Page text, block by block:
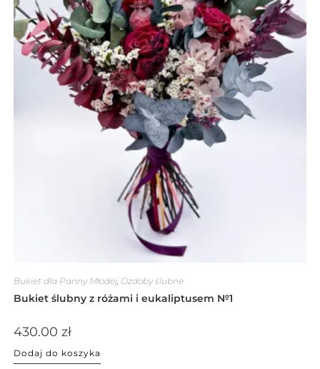
Bukiet dla Panny Młodej, Ozdoby ślubne
Bukiet ślubny z różami i eukaliptusem №1
430.00 zł
Dodaj do koszyka